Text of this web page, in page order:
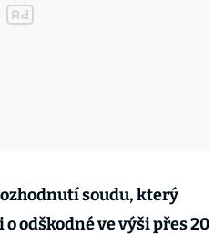
soudu, který
odškodné ve výši přes 20